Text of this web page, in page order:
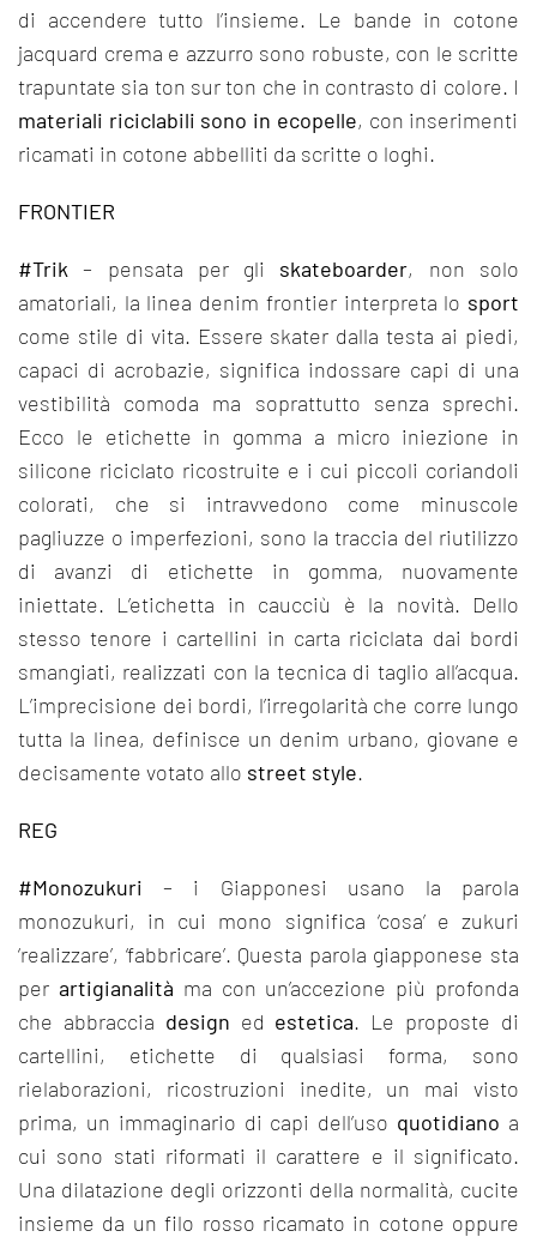
di accendere tutto l’insieme. Le bande in cotone
jacquard crema e azzurro sono robuste, con le scritte
trapuntate sia ton sur ton che in contrasto di colore. I
materiali riciclabili sono in ecopelle, con inserimenti
ricamati in cotone abbelliti da scritte o loghi.
FRONTIER
#Trik – pensata per gli skateboarder, non solo
amatoriali, la linea denim frontier interpreta lo sport
come stile di vita. Essere skater dalla testa ai piedi,
capaci di acrobazie, significa indossare capi di una
vestibilità comoda ma soprattutto senza sprechi.
Ecco le etichette in gomma a micro iniezione in
silicone riciclato ricostruite e i cui piccoli coriandoli
colorati, che si intravvedono come minuscole
pagliuzze o imperfezioni, sono la traccia del riutilizzo
di avanzi di etichette in gomma, nuovamente
iniettate. L’etichetta in caucciù è la novità. Dello
stesso tenore i cartellini in carta riciclata dai bordi
smangiati, realizzati con la tecnica di taglio all’acqua.
L’imprecisione dei bordi, l’irregolarità che corre lungo
tutta la linea, definisce un denim urbano, giovane e
decisamente votato allo street style.
REG
#Monozukuri – i Giapponesi usano la parola
monozukuri, in cui mono significa ‘cosa’ e zukuri
‘realizzare’, ‘fabbricare’. Questa parola giapponese sta
per artigianalità ma con un’accezione più profonda
che abbraccia design ed estetica. Le proposte di
cartellini, etichette di qualsiasi forma, sono
rielaborazioni, ricostruzioni inedite, un mai visto
prima, un immaginario di capi dell’uso quotidiano a
cui sono stati riformati il carattere e il significato.
Una dilatazione degli orizzonti della normalità, cucite
insieme da un filo rosso ricamato in cotone oppure